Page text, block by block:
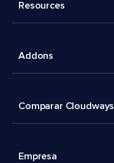
Resources
Addons
Comparar Cloudways
Empresa